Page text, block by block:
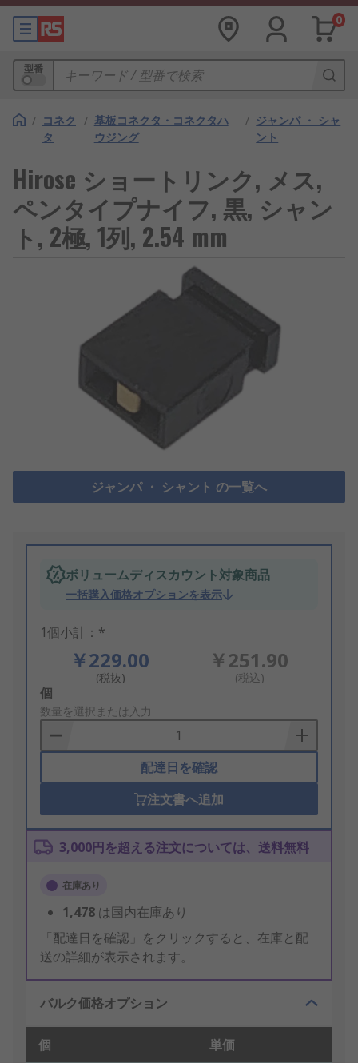
0
型番
/ コネク
タ
/ 基板コネクタ・コネクタハ
ウジング
/ ジャンパ ・ シャ
ント
Hirose ショートリンク, メス,
ペンタイプナイフ, 黒, シャン
ト, 2極, 1列, 2.54 mm
ジャンパ ・ シャント の一覧へ
ボリュームディスカウント対象商品
一括購入価格オプションを表示
1個小計：*
￥229.00
(税抜)
￥251.90
(税込)
Add
to
Basket
個
数量を選択または入力
配達日を確認
注文書へ追加
3,000円を超える注文については、送料無料
在庫あり
1,478 は国内在庫あり
「配達日を確認」をクリックすると、在庫と配
送の詳細が表示されます。
バルク価格オプション
個 単価